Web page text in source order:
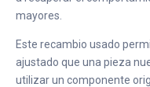
mayores.
Este recambio usado
ajustado que una pieza
utilizar un componente